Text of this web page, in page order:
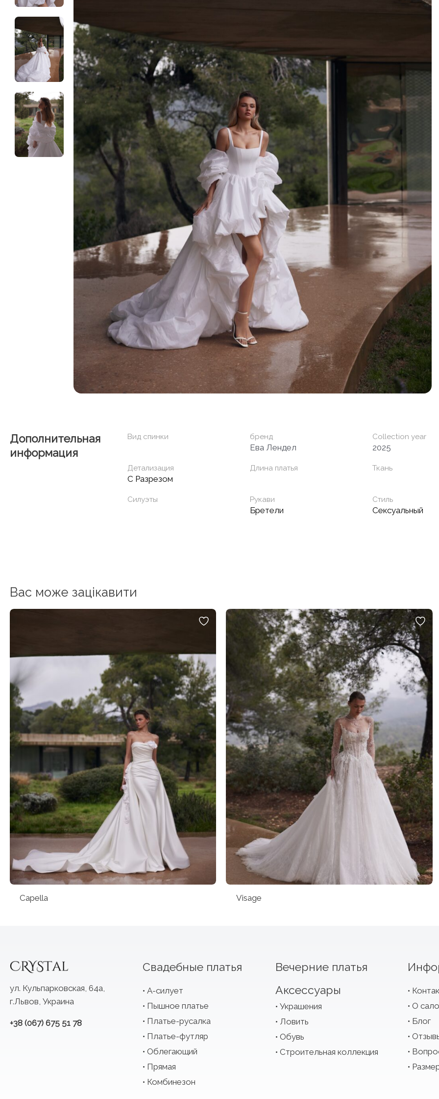
Дополнительная
информация
Вид спинки бренд
Ева Лендел
Collection year
2025
Детализация
С Разрезом
Длина платья Ткань
Силуэты Рукави
Бретели
Стиль
Сексуальный
Вас може зацікавити
Capella Visage
ул. Кульпарковская, 64а,
г.Львов, Украина
+38 (067) 675 51 78
Свадебные платья
А-силует
Пышное платье
Платье-русалка
Платье-футляр
Облегающий
Прямая
Комбинезон
Вечерние платья
Аксессуары
Украшения
Ловить
Обувь
Строительная коллекция
О
Блог